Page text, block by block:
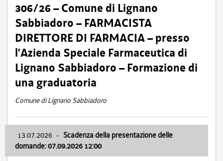
306/26 – Comune di Lignano
Sabbiadoro – FARMACISTA
DIRETTORE DI FARMACIA – presso
l’Azienda Speciale Farmaceutica di
Lignano Sabbiadoro – Formazione di
una graduatoria
Comune di Lignano Sabbiadoro
13.07.2026 - Scadenza della presentazione delle
domande: 07.09.2026 12:00